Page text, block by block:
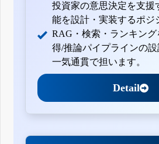
投資家の意思決定を支援
能を設計・実装するポジ
RAG・検索・ランキング
得/推論パイプラインの
一気通貫で担います。
Detail